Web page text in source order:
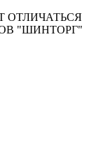
ОТЛИЧАТЬСЯ
"ШИНТОРГ"